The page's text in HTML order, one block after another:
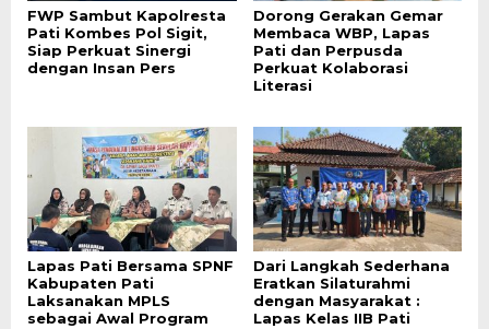
FWP Sambut Kapolresta
Pati Kombes Pol Sigit,
Siap Perkuat Sinergi
dengan Insan Pers
Dorong Gerakan Gemar
Membaca WBP, Lapas
Pati dan Perpusda
Perkuat Kolaborasi
Literasi
Lapas Pati Bersama SPNF
Kabupaten Pati
Laksanakan MPLS
sebagai Awal Program
Dari Langkah Sederhana
Eratkan Silaturahmi
dengan Masyarakat :
Lapas Kelas IIB Pati